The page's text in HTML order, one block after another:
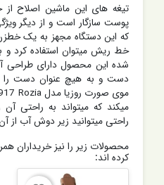
تیغه های این ماشین اصلاح از
پوست سازگار است و از دیگر
که این دستگاه مجهز به یک
خط ریش میتوان استفاده کرد و
شده این محصول دارای طراحی
دست و به هیچ عنوان دست را
میکند که میتواند به راحتی
راحتی میتوانید زیر دوش آب از
محصولات زیر را نیز خریداران
کرده اند: